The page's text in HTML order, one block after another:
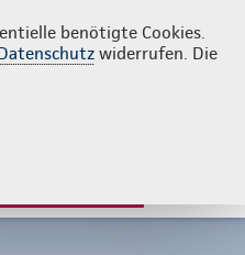
benötigte Cookies.
widerrufen. Die
030 81009590